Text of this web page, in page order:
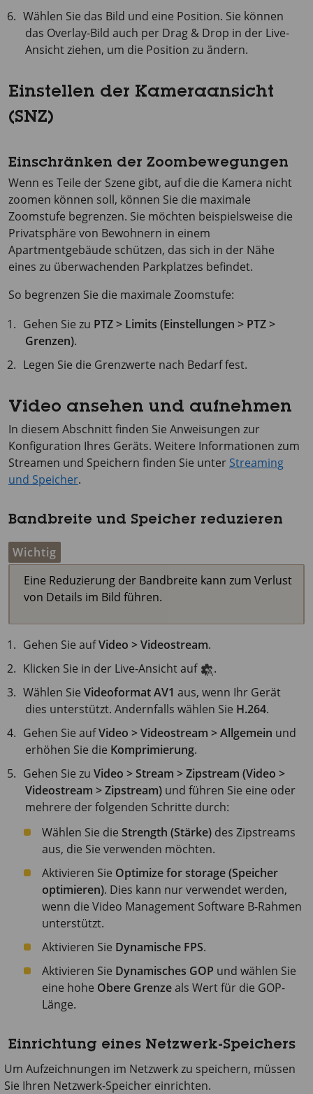
Wählen Sie das Bild und eine Position. Sie können
das Overlay-Bild auch per Drag & Drop in der Live-
Ansicht ziehen, um die Position zu ändern.
Einstellen der Kameraansicht
(SNZ)
Einschränken der Zoombewegungen
Wenn es Teile der Szene gibt, auf die die Kamera nicht
zoomen können soll, können Sie die maximale
Zoomstufe begrenzen. Sie möchten beispielsweise die
Privatsphäre von Bewohnern in einem
Apartmentgebäude schützen, das sich in der Nähe
eines zu überwachenden Parkplatzes befindet.
So begrenzen Sie die maximale Zoomstufe:
Gehen Sie zu PTZ > Limits (Einstellungen > PTZ >
Grenzen).
Legen Sie die Grenzwerte nach Bedarf fest.
Video ansehen und aufnehmen
In diesem Abschnitt finden Sie Anweisungen zur
Konfiguration Ihres Geräts. Weitere Informationen zum
Streamen und Speichern finden Sie unter Streaming
und Speicher.
Bandbreite und Speicher reduzieren
Wichtig
Eine Reduzierung der Bandbreite kann zum Verlust
von Details im Bild führen.
Gehen Sie aufVideo > Videostream.
Klicken Sie in der Live-Ansicht auf
.
Wählen SieVideoformatAV1 aus, wenn Ihr Gerät
dies unterstützt. Andernfalls wählen Sie H.264.
Gehen Sie aufVideo > Videostream > Allgemein und
erhöhen Sie die Komprimierung.
Gehen Sie zuVideo > Stream > Zipstream (Video >
Videostream > Zipstream) und führen Sie eine oder
mehrere der folgenden Schritte durch:
Wählen Sie die Strength (Stärke) des Zipstreams
aus, die Sie verwenden möchten.
Aktivieren Sie Optimize for storage (Speicher
optimieren). Dies kann nur verwendet werden,
wenn die Video Management Software B-Rahmen
unterstützt.
Aktivieren Sie Dynamische FPS.
Aktivieren Sie Dynamisches GOP und wählen Sie
eine hohe Obere Grenzeals Wert für die GOP-
Länge.
Einrichtung eines Netzwerk-Speichers
Um Aufzeichnungen im Netzwerk zu speichern, müssen
Sie Ihren Netzwerk-Speicher einrichten.